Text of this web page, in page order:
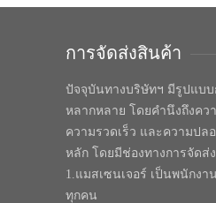
การจัดส่งสินค้า
ปัจจุบันทางบริษัทฯ มีรูปแบ
หลากหลาย โดยคำนึงถึงคว
ความรวดเร็ว และความปล
หลัก โดยมีช่องทางการจัดส่
1.แมสเซนเจอร์ เป็นพนักงา
ทุกคน